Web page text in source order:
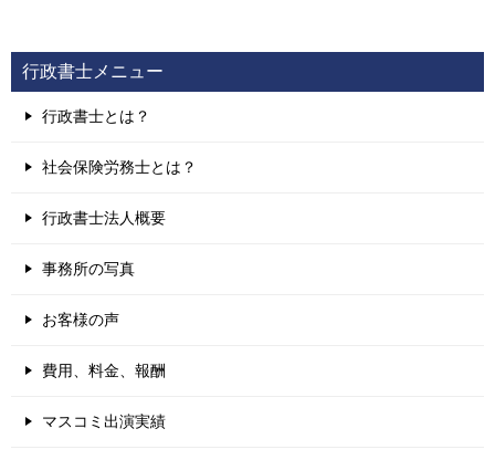
行政書士メニュー
行政書士とは？
社会保険労務士とは？
行政書士法人概要
事務所の写真
お客様の声
費用、料金、報酬
マスコミ出演実績